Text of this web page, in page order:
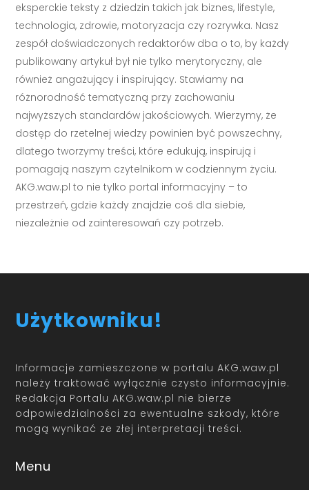
eksperckie teksty z dziedzin takich jak biznes, lifestyle,
technologia, zdrowie, motoryzacja czy rozrywka. Nasz
zespół doświadczonych redaktorów dba o to, by każdy
publikowany artykuł był nie tylko merytoryczny, ale
również angażujący i inspirujący. Stawiamy na
różnorodność tematyczną przy zachowaniu
najwyższych standardów jakościowych. Wierzymy, że
dostęp do rzetelnej wiedzy powinien być powszechny,
dlatego tworzymy treści, które edukują, inspirują i
pomagają naszym czytelnikom w codziennym życiu.
AKG.waw.pl to nie tylko portal informacyjny – to
przestrzeń, gdzie każdy znajdzie coś dla siebie,
niezależnie od zainteresowań czy potrzeb.
Użytkowniku!
Informacje zamieszczone w portalu AKG.waw.pl
należy traktować wyłącznie czysto informacyjnie.
Redakcja Portalu AKG.waw.pl nie bierze
odpowiedzialności za ewentualne szkody, które
mogą wynikać ze złej interpretacji treści.
Menu